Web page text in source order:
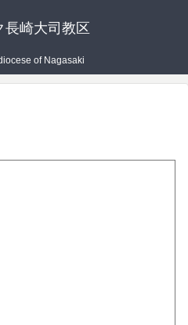
長崎大司教区
of Nagasaki